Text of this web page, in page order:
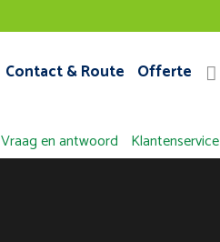
Contact & Route Offerte
Vraag en antwoord Klantenservice